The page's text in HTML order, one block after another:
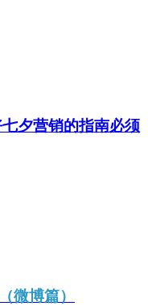
夕营销的指南必须
微博篇）